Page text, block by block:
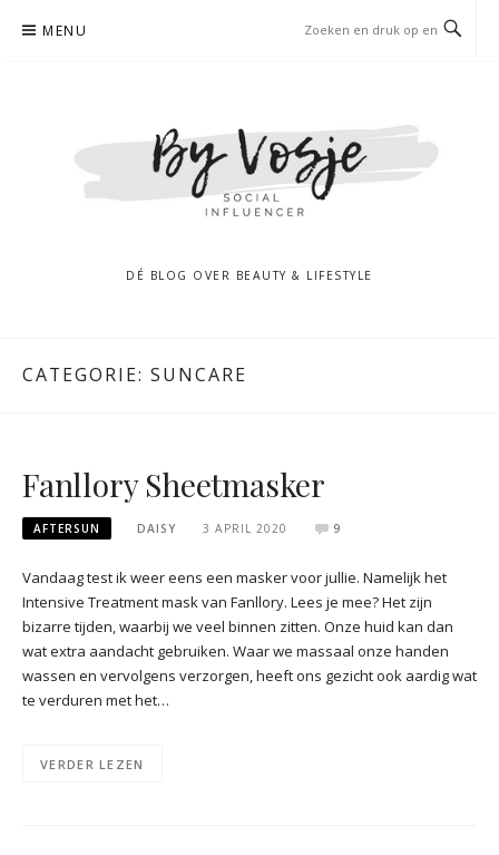
MENU
DÉ BLOG OVER BEAUTY & LIFESTYLE
CATEGORIE: SUNCARE
Fanllory Sheetmasker
AFTERSUN DAISY 3 APRIL 2020 9
Vandaag test ik weer eens een masker voor jullie. Namelijk het
Intensive Treatment mask van Fanllory. Lees je mee? Het zijn
bizarre tijden, waarbij we veel binnen zitten. Onze huid kan dan
wat extra aandacht gebruiken. Waar we massaal onze handen
wassen en vervolgens verzorgen, heeft ons gezicht ook aardig wat
te verduren met het…
VERDER LEZEN